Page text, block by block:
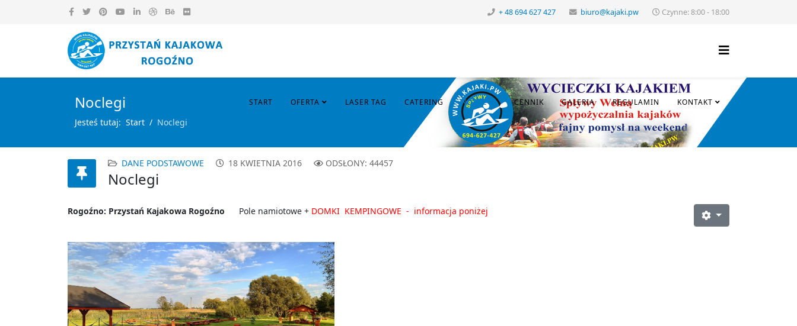
+ 48 694 627 427 biuro@kajaki.pw Czynne: 8:00 - 18:00
START OFERTA LASER TAG CATERING NOCLEGI CENNIK GALERIA REGULAMIN KONTAKT
Noclegi
Jesteś tutaj: Start Noclegi
DANE PODSTAWOWE 18 KWIETNIA 2016 ODSŁONY: 44457
Noclegi
Rogoźno: Przystań Kajakowa Rogoźno Pole namiotowe + DOMKI KEMPINGOWE - informacja poniżej